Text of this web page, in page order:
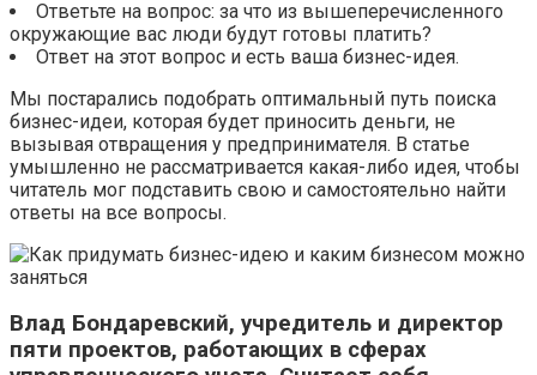
Ответьте на вопрос: за что из вышеперечисленного
окружающие вас люди будут готовы платить?
Ответ на этот вопрос и есть ваша бизнес-идея.
Мы постарались подобрать оптимальный путь поиска
бизнес-идеи, которая будет приносить деньги, не
вызывая отвращения у предпринимателя. В статье
умышленно не рассматривается какая-либо идея, чтобы
читатель мог подставить свою и самостоятельно найти
ответы на все вопросы.
Влад Бондаревский, учредитель и директор
пяти проектов, работающих в сферах